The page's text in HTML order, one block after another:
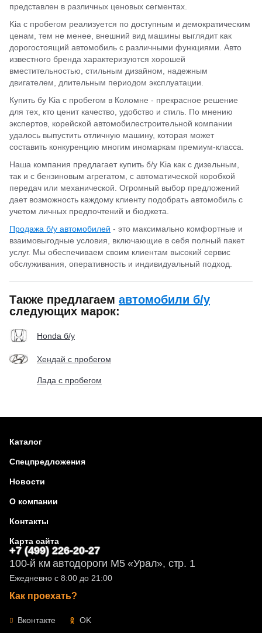
представлен в различных ценовых сегментах.
Kia с пробегом реализуется по доступным и демократическим
ценам, тем не менее, внешний вид машины выглядит как
дорогостоящий автомобиль с различными функциями. Авто
известного бренда характеризуются хорошей
вместительностью, стильным дизайном, надежным
двигателем, длительным периодом эксплуатации.
Купить бу Kia с пробегом в Коломне - прекрасное решение
для тех, кто ценит качество, удобство и стиль. По мнению
экспертов, корейской автомобилестроительной компании
удалось выпустить отличную машину, которая может
составить конкуренцию многим иномаркам премиум-класса.
Наша компания предлагает купить б/у Kia как с дизельным,
так и с бензиновым агрегатом, с автоматической коробкой
передач или механической. Огромный выбор предложений
дает возможность каждому клиенту подобрать автомобиль с
учетом личных предпочтений и бюджета.
Продажа б/у автомобилей - это максимально комфортные и
взаимовыгодные условия, включающие в себя полный пакет
услуг. Мы обеспечиваем своим клиентам высокий сервис
обслуживания, оперативность и индивидуальный подход.
Также предлагаем автомобили б/у
следующих марок:
Honda б/у
Хендай с пробегом
Лада с пробегом
Каталог
Спецпредложения
Новости
О компании
Контакты
Карта сайта
+7 (499) 226-20-27
100-й км автодороги М5 «Урал», стр. 1
Ежедневно с 8:00 до 21:00
Как проехать?
Вконтакте OK